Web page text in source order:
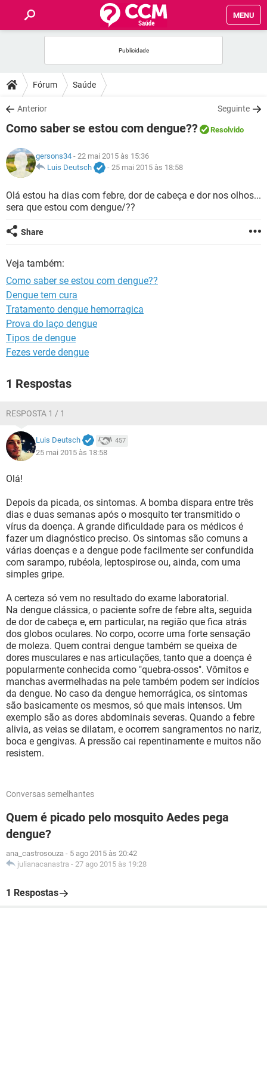
MENU
FÓRUM
SAÚDE
NUTRIÇÃO
BEM-ESTAR
SEXUALIDADE
GLOSSÁRIO
Fórum Saúde
Anterior Seguinte
Como saber se estou com dengue?? Resolvido
gersons34 - 22 mai 2015 às 15:36
Luis Deutsch
- 25 mai 2015 às 18:58
Olá estou ha dias com febre, dor de cabeça e dor nos olhos...
sera que estou com dengue/??
Share
Veja também:
Como saber se estou com dengue??
Dengue tem cura
Tratamento dengue hemorragica
Prova do laço dengue
Tipos de dengue
Fezes verde dengue
1 Respostas
RESPOSTA 1 / 1
Luis Deutsch 457
25 mai 2015 às 18:58
Olá!
Depois da picada, os sintomas. A bomba dispara entre três
dias e duas semanas após o mosquito ter transmitido o
vírus da doença. A grande dificuldade para os médicos é
fazer um diagnóstico preciso. Os sintomas são comuns a
várias doenças e a dengue pode facilmente ser confundida
com sarampo, rubéola, leptospirose ou, ainda, com uma
simples gripe.
A certeza só vem no resultado do exame laboratorial.
Na dengue clássica, o paciente sofre de febre alta, seguida
de dor de cabeça e, em particular, na região que fica atrás
dos globos oculares. No corpo, ocorre uma forte sensação
de moleza. Quem contrai dengue também se queixa de
dores musculares e nas articulações, tanto que a doença é
popularmente conhecida como "quebra-ossos". Vômitos e
manchas avermelhadas na pele também podem ser indícios
da dengue. No caso da dengue hemorrágica, os sintomas
são basicamente os mesmos, só que mais intensos. Um
exemplo são as dores abdominais severas. Quando a febre
alivia, as veias se dilatam, e ocorrem sangramentos no nariz,
boca e gengivas. A pressão cai repentinamente e muitos não
resistem.
Conversas semelhantes
Quem é picado pelo mosquito Aedes pega
dengue?
ana_castrosouza - 5 ago 2015 às 20:42
julianacanastra - 27 ago 2015 às 19:28
1 Respostas